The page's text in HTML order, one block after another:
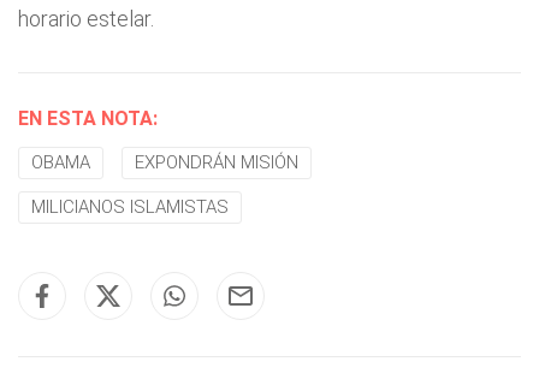
horario estelar.
EN ESTA NOTA:
OBAMA EXPONDRÁN MISIÓN
MILICIANOS ISLAMISTAS